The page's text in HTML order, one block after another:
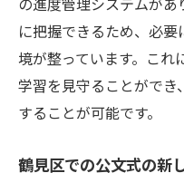
に把握できるため、必
境が整っています。これ
学習を見守ることができ
することが可能です。
鶴見区での公文式の新